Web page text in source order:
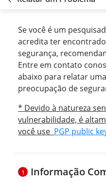
Se você é um
acredita ter
segurança,
Entre em contato
abaixo para relatar
preocupação de
* Devido à natureza
vulnerabilidade, é
você use PGP public
1 Informação